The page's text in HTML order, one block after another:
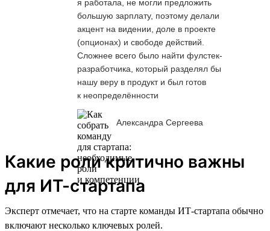
я работала, не могли предложить
большую зарплату, поэтому делали
акцент на видении, доле в проекте
(опционах) и свободе действий.
Сложнее всего было найти фулстек-
разработчика, который разделял бы
нашу веру в продукт и был готов
к неопределённости
Александра Сергеева
Какие роли критично важны
для ИТ-стартапа
Эксперт отмечает, что на старте команды ИТ-стартапа обычно
включают несколько ключевых ролей.